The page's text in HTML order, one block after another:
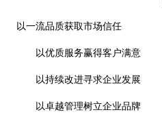
以一流品质获取市场信任
以优质服务赢得客户满意
以持续改进寻求企业发展
以卓越管理树立企业品牌